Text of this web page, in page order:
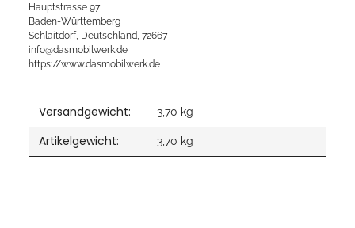
Hauptstrasse 97
Baden-Württemberg
Schlaitdorf, Deutschland, 72667
info@dasmobilwerk.de
https://www.dasmobilwerk.de
Versandgewicht: 3,70 kg
Artikelgewicht: 3,70 kg